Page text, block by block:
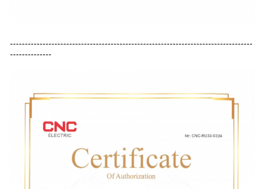
----------------------------------------------------------------------------------
--------------